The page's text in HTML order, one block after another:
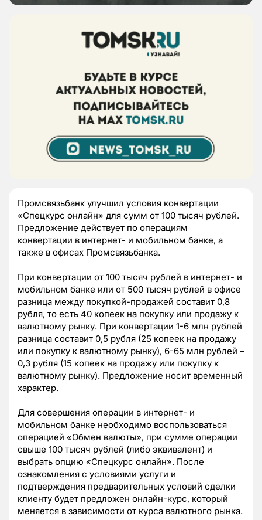
Промсвязьбанк улучшил условия конвертации
«Спецкурс онлайн» для сумм от 100 тысяч рублей.
Предложение действует по операциям
конвертации в интернет- и мобильном банке, а
также в офисах Промсвязьбанка.
При конвертации от 100 тысяч рублей в интернет- и
мобильном банке или от 500 тысяч рублей в офисе
разница между покупкой-продажей составит 0,8
рубля, то есть 40 копеек на покупку или продажу к
валютному рынку. При конвертации 1-6 млн рублей
разница составит 0,5 рубля (25 копеек на продажу
или покупку к валютному рынку), 6-65 млн рублей –
0,3 рубля (15 копеек на продажу или покупку к
валютному рынку). Предложение носит временный
характер.
Для совершения операции в интернет- и
мобильном банке необходимо воспользоваться
операцией «Обмен валюты», при сумме операции
свыше 100 тысяч рублей (либо эквивалент) и
выбрать опцию «Спецкурс онлайн». После
ознакомления с условиями услуги и
подтверждения предварительных условий сделки
клиенту будет предложен онлайн-курс, который
меняется в зависимости от курса валютного рынка.